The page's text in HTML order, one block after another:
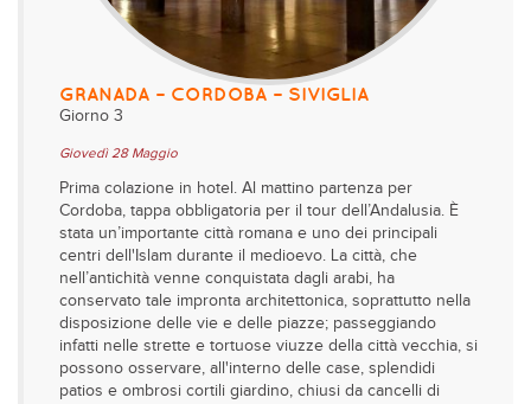
GRANADA – CORDOBA – SIVIGLIA
Giorno 3
Giovedì 28 Maggio
Prima colazione in hotel. Al mattino partenza per
Cordoba, tappa obbligatoria per il tour dell’Andalusia. È
stata un’importante città romana e uno dei principali
centri dell'Islam durante il medioevo. La città, che
nell’antichità venne conquistata dagli arabi, ha
conservato tale impronta architettonica, soprattutto nella
disposizione delle vie e delle piazze; passeggiando
infatti nelle strette e tortuose viuzze della città vecchia, si
possono osservare, all'interno delle case, splendidi
patios e ombrosi cortili giardino, chiusi da cancelli di